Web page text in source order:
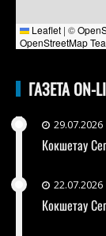
Leaflet | ©
OpenStreetMap
ГАЗЕТА ON-
29.07.2026
Кокшетау
22.07.2026
Кокшетау